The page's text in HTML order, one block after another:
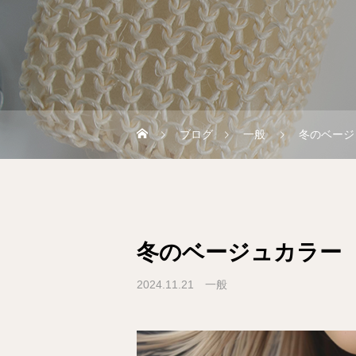
ブログ 一般 冬のベー
冬のベージュカラー
2024.11.21 一般